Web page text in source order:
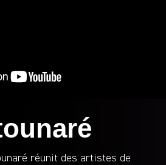
réunit des artistes de